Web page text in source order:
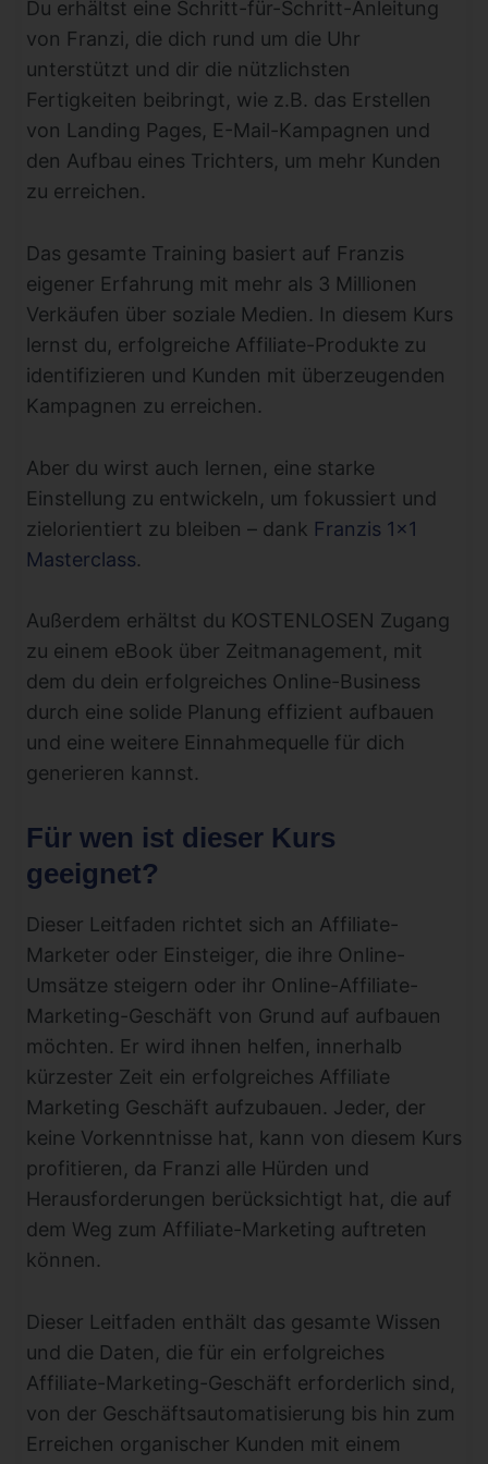
Du erhältst eine Schritt-für-Schritt-Anleitung
von Franzi, die dich rund um die Uhr
unterstützt und dir die nützlichsten
Fertigkeiten beibringt, wie z.B. das Erstellen
von Landing Pages, E-Mail-Kampagnen und
den Aufbau eines Trichters, um mehr Kunden
zu erreichen.
Das gesamte Training basiert auf Franzis
eigener Erfahrung mit mehr als 3 Millionen
Verkäufen über soziale Medien. In diesem Kurs
lernst du, erfolgreiche Affiliate-Produkte zu
identifizieren und Kunden mit überzeugenden
Kampagnen zu erreichen.
Aber du wirst auch lernen, eine starke
Einstellung zu entwickeln, um fokussiert und
zielorientiert zu bleiben – dank Franzis 1×1
Masterclass.
Außerdem erhältst du KOSTENLOSEN Zugang
zu einem eBook über Zeitmanagement, mit
dem du dein erfolgreiches Online-Business
durch eine solide Planung effizient aufbauen
und eine weitere Einnahmequelle für dich
generieren kannst.
Für wen ist dieser Kurs
geeignet?
Dieser Leitfaden richtet sich an Affiliate-
Marketer oder Einsteiger, die ihre Online-
Umsätze steigern oder ihr Online-Affiliate-
Marketing-Geschäft von Grund auf aufbauen
möchten. Er wird ihnen helfen, innerhalb
kürzester Zeit ein erfolgreiches Affiliate
Marketing Geschäft aufzubauen. Jeder, der
keine Vorkenntnisse hat, kann von diesem Kurs
profitieren, da Franzi alle Hürden und
Herausforderungen berücksichtigt hat, die auf
dem Weg zum Affiliate-Marketing auftreten
können.
Dieser Leitfaden enthält das gesamte Wissen
und die Daten, die für ein erfolgreiches
Affiliate-Marketing-Geschäft erforderlich sind,
von der Geschäftsautomatisierung bis hin zum
Erreichen organischer Kunden mit einem